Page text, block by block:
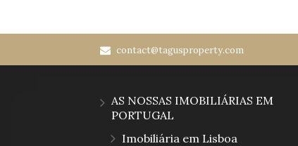
contact@tagusproperty.com
AS NOSSAS IMOBILIÁRIAS EM
PORTUGAL
Imobiliária em Lisboa